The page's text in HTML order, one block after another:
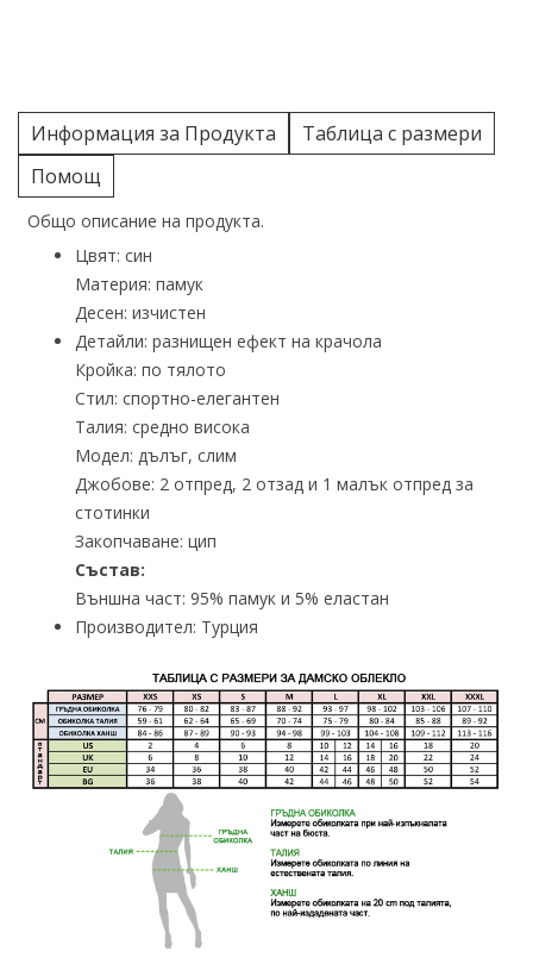
Информация за Продукта
Таблица с размери
Помощ
Общо описание на продукта.
Цвят: син
Материя: памук
Десен: изчистен
Детайли: разнищен ефект на крачола
Кройка: по тялото
Стил: спортно-елегантен
Талия: средно висока
Модел: дълъг, слим
Джобове: 2 отпред, 2 отзад и 1 малък отпред за
стотинки
Закопчаване: цип
Състав:
Външна част: 95% памук и 5% еластан
Производител: Турция